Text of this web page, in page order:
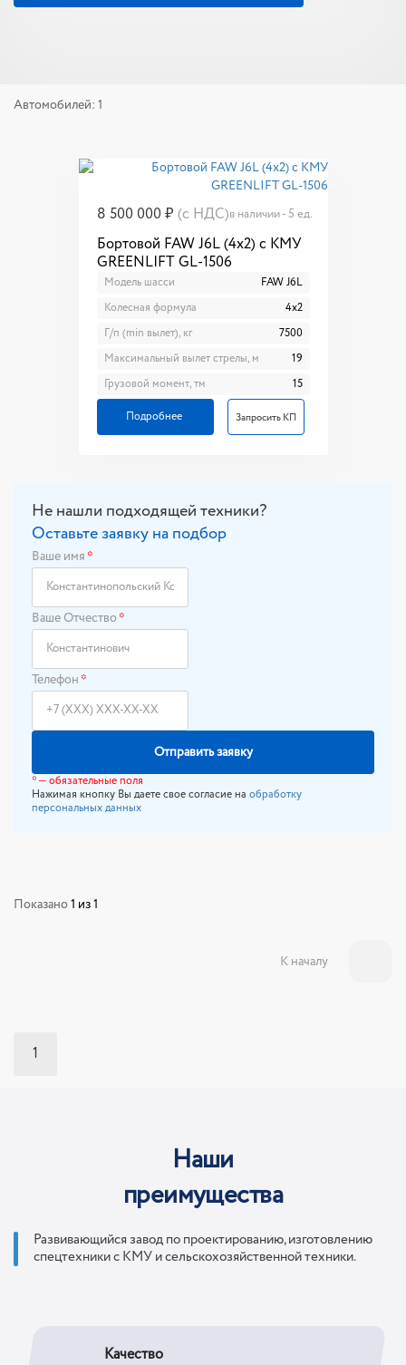
Автомобилей: 1
8 500 000 ₽ (с НДС)в наличии - 5 ед.
Бортовой FAW J6L (4x2) с КМУ
GREENLIFT GL-1506
Модель шасси
FAW J6L
Колесная формула
4x2
Г/п (min вылет), кг
7500
Максимальный вылет стрелы, м
19
Грузовой момент, тм
15
Подробнее Запросить КП
Не нашли подходящей техники?
Оставьте заявку на подбор
Ваше имя *
Ваше Отчество*
Телефон *
Отправить заявку
* — обязательные поля
Нажимая кнопку Вы даете свое согласие на обработку
персональных данных
Показано1 из 1
К началу
1
Наши
преимущества
Развивающийся завод по проектированию, изготовлению
спецтехники с КМУ и сельскохозяйственной техники.
Качество